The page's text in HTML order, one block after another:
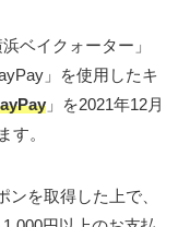
ベイクォーター」
」を使用したキ
」を2021年12月
す。
を取得した上で、